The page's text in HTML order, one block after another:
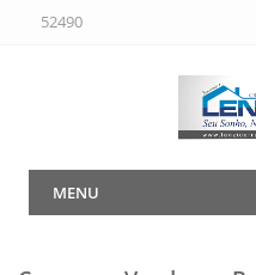
52490
MENU